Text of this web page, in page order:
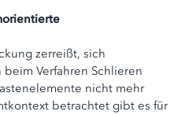
zerreißt, sich
Verfahren Schlieren
nicht mehr
betrachtet gibt es für